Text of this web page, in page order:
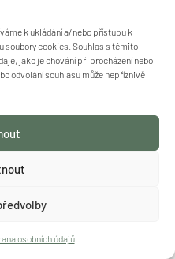
k ukládání a/nebo přístupu k
soubory cookies. Souhlas s těmito
jako je chování při procházení nebo
odvolání souhlasu může nepříznivě
osobních údajů